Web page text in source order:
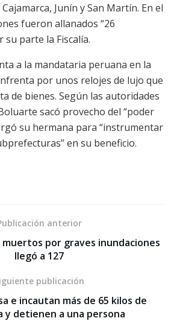
Junín y San Martín. En el
fueron allanados “26
su parte la Fiscalía.
a la mandataria peruana en la
por unos relojes de lujo que
de bienes. Según las autoridades
sacó provecho del “poder
su hermana para “instrumentar
en su beneficio.
anterior
muertos por graves inundaciones
llegó a 127
publicación
e incautan más de 65 kilos de
y detienen a una persona